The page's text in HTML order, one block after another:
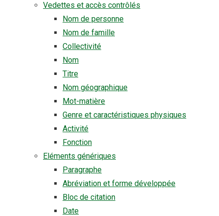
Vedettes et accès contrôlés
Nom de personne
Nom de famille
Collectivité
Nom
Titre
Nom géographique
Mot-matière
Genre et caractéristiques physiques
Activité
Fonction
Eléments génériques
Paragraphe
Abréviation et forme développée
Bloc de citation
Date